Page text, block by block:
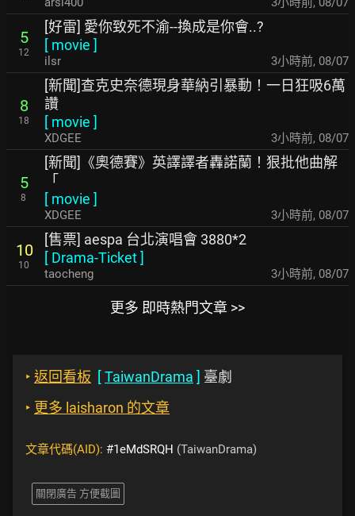
5
12
[好雷] 愛你致死不渝--換成是你會..?
[ movie ]
ilsr 3小時前, 08/07
8
18
[新聞]查克史奈德現身華納引暴動！一日狂吸6萬
讚
[ movie ]
XDGEE 3小時前, 08/07
5
8
[新聞]《奧德賽》英譯譯者轟諾蘭！狠批他曲解
「
[ movie ]
XDGEE 3小時前, 08/07
10
10
[售票] aespa 台北演唱會 3880*2
[ Drama-Ticket]
taocheng 3小時前, 08/07
更多 即時熱門文章 >>
‣ 返回看板 [TaiwanDrama ] 臺劇
‣ 更多 laisharon 的文章
文章代碼(AID): #1eMdSRQH (TaiwanDrama)
關閉廣告 方便截圖